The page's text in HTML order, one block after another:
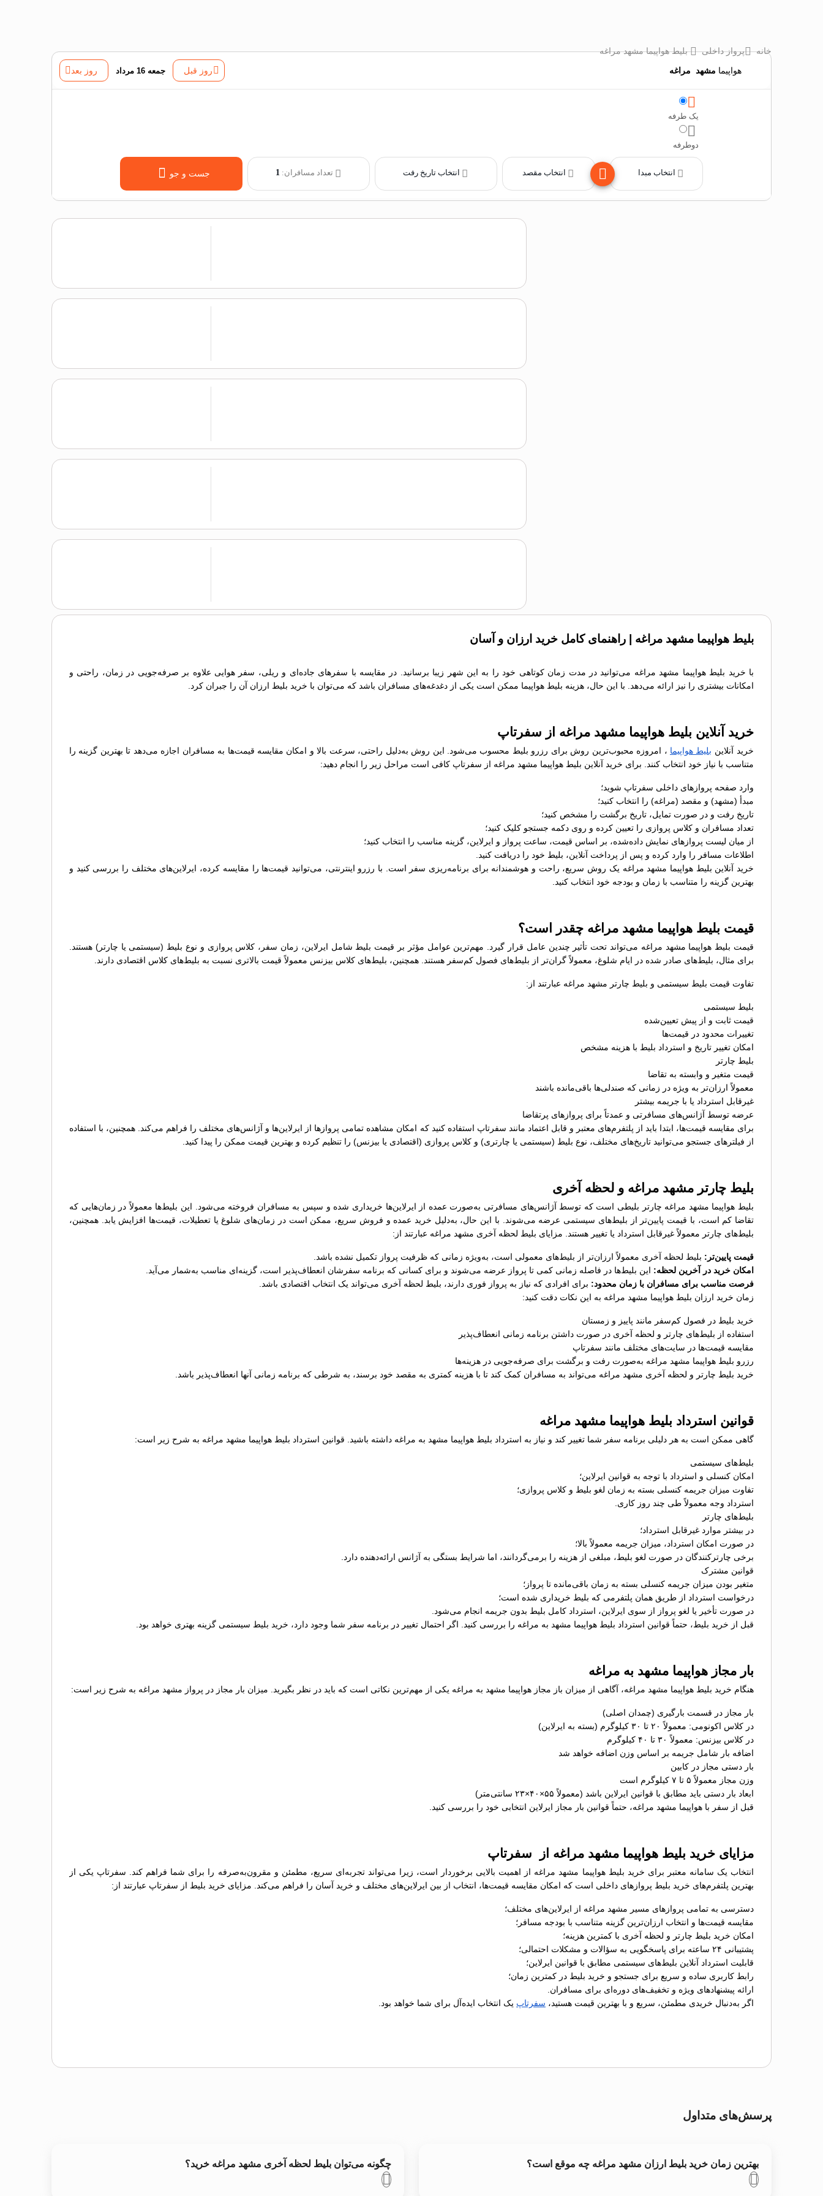
خانه پرواز داخلی
بلیط هواپیما مشهد مراغه
هواپیما مشهد مراغه روز قبل جمعه 16 مرداد روز بعد
یک طرفه
دوطرفه
انتخاب مبدا انتخاب مقصد تعداد مسافران:1 جست و جو
بلیط هواپیما مشهد مراغه | راهنمای کامل خرید ارزان و آسان
با خرید بلیط هواپیما مشهد مراغه می‌توانید در مدت زمان کوتاهی خود را به این شهر زیبا برسانید. در مقایسه با سفرهای جاده‌ای و ریلی، سفر هوایی علاوه بر صرفه‌جویی در زمان، راحتی و
امکانات بیشتری را نیز ارائه می‌دهد. با این حال، هزینه بلیط هواپیما ممکن است یکی از دغدغه‌های مسافران باشد که می‌توان با خرید بلیط ارزان آن را جبران کرد.
خرید آنلاین بلیط هواپیما مشهد مراغه از سفرتاپ
خرید آنلاین بلیط هواپیما ، امروزه محبوب‌ترین روش برای رزرو بلیط محسوب می‌شود. این روش به‌دلیل راحتی، سرعت بالا و امکان مقایسه قیمت‌ها به مسافران اجازه می‌دهد تا بهترین گزینه را
متناسب با نیاز خود انتخاب کنند. برای خرید آنلاین بلیط هواپیما مشهد مراغه از سفرتاپ کافی است مراحل زیر را انجام دهید:
وارد صفحه پروازهای داخلی سفرتاپ شوید؛
مبدأ (مشهد) و مقصد (مراغه) را انتخاب کنید؛
تاریخ رفت و در صورت تمایل، تاریخ برگشت را مشخص کنید؛
تعداد مسافران و کلاس پروازی را تعیین کرده و روی دکمه جستجو کلیک کنید؛
از میان لیست پروازهای نمایش داده‌شده، بر اساس قیمت، ساعت پرواز و ایرلاین، گزینه مناسب را انتخاب کنید؛
اطلاعات مسافر را وارد کرده و پس از پرداخت آنلاین، بلیط خود را دریافت کنید.
خرید آنلاین بلیط هواپیما مشهد مراغه یک روش سریع، راحت و هوشمندانه برای برنامه‌ریزی سفر است. با رزرو اینترنتی، می‌توانید قیمت‌ها را مقایسه کرده، ایرلاین‌های مختلف را بررسی کنید و
بهترین گزینه را متناسب با زمان و بودجه خود انتخاب کنید.
قیمت بلیط هواپیما مشهد مراغه چقدر است؟
قیمت بلیط هواپیما مشهد مراغه می‌تواند تحت تأثیر چندین عامل قرار گیرد. مهم‌ترین عوامل مؤثر بر قیمت بلیط شامل ایرلاین، زمان سفر، کلاس پروازی و نوع بلیط (سیستمی یا چارتر) هستند.
برای مثال، بلیط‌های صادر شده در ایام شلوغ، معمولاً گران‌تر از بلیط‌های فصول کم‌سفر هستند. همچنین، بلیط‌های کلاس بیزنس معمولاً قیمت بالاتری نسبت به بلیط‌های کلاس اقتصادی دارند.
تفاوت قیمت بلیط سیستمی و بلیط چارتر مشهد مراغه عبارتند از:
بلیط سیستمی
قیمت ثابت و از پیش تعیین‌شده
تغییرات محدود در قیمت‌ها
امکان تغییر تاریخ و استرداد بلیط با هزینه مشخص
بلیط چارتر
قیمت متغیر و وابسته به تقاضا
معمولاً ارزان‌تر به ویژه در زمانی که صندلی‌ها باقی‌مانده باشند
غیرقابل استرداد یا با جریمه بیشتر
عرضه توسط آژانس‌های مسافرتی و عمدتاً برای پروازهای پرتقاضا
برای مقایسه قیمت‌ها، ابتدا باید از پلتفرم‌های معتبر و قابل اعتماد مانند سفرتاپ استفاده کنید که امکان مشاهده تمامی پروازها از ایرلاین‌ها و آژانس‌های مختلف را فراهم می‌کند. همچنین، با استفاده
از فیلترهای جستجو می‌توانید تاریخ‌های مختلف، نوع بلیط (سیستمی یا چارتری) و کلاس پروازی (اقتصادی یا بیزنس) را تنظیم کرده و بهترین قیمت ممکن را پیدا کنید.
بلیط چارتر مشهد مراغه و لحظه آخری
بلیط هواپیما مشهد مراغه چارتر بلیطی است که توسط آژانس‌های مسافرتی به‌صورت عمده از ایرلاین‌ها خریداری شده و سپس به مسافران فروخته می‌شود. این بلیط‌ها معمولاً در زمان‌هایی که
تقاضا کم است، با قیمت پایین‌تر از بلیط‌های سیستمی عرضه می‌شوند. با این حال، به‌دلیل خرید عمده و فروش سریع، ممکن است در زمان‌های شلوغ یا تعطیلات، قیمت‌ها افزایش یابد. همچنین،
بلیط‌های چارتر معمولاً غیرقابل استرداد یا تغییر هستند. مزایای بلیط لحظه آخری مشهد مراغه عبارتند از:
قیمت پایین‌تر: بلیط لحظه آخری معمولاً ارزان‌تر از بلیط‌های معمولی است، به‌ویژه زمانی که ظرفیت پرواز تکمیل نشده باشد.
امکان خرید در آخرین لحظه: این بلیط‌ها در فاصله زمانی کمی تا پرواز عرضه می‌شوند و برای کسانی که برنامه سفرشان انعطاف‌پذیر است، گزینه‌ای مناسب به‌شمار می‌آید.
فرصت مناسب برای مسافران با زمان محدود: برای افرادی که نیاز به پرواز فوری دارند، بلیط لحظه آخری می‌تواند یک انتخاب اقتصادی باشد.
زمان خرید ارزان بلیط هواپیما مشهد مراغه به این نکات دقت کنید:
خرید بلیط در فصول کم‌سفر مانند پاییز و زمستان
استفاده از بلیط‌های چارتر و لحظه آخری در صورت داشتن برنامه زمانی انعطاف‌پذیر
مقایسه قیمت‌ها در سایت‌های مختلف مانند سفرتاپ
رزرو بلیط هواپیما مشهد مراغه به‌صورت رفت و برگشت برای صرفه‌جویی در هزینه‌ها
خرید بلیط چارتر و لحظه آخری مشهد مراغه می‌تواند به مسافران کمک کند تا با هزینه کمتری به مقصد خود برسند، به شرطی که برنامه زمانی آنها انعطاف‌پذیر باشد.
قوانین استرداد بلیط هواپیما مشهد مراغه
گاهی ممکن است به هر دلیلی برنامه سفر شما تغییر کند و نیاز به استرداد بلیط هواپیما مشهد به مراغه داشته باشید. قوانین استرداد بلیط هواپیما مشهد مراغه به شرح زیر است:
بلیط‌های سیستمی
امکان کنسلی و استرداد با توجه به قوانین ایرلاین؛
تفاوت میزان جریمه کنسلی بسته به زمان لغو بلیط و کلاس پروازی؛
استرداد وجه معمولاً طی چند روز کاری.
بلیط‌های چارتر
در بیشتر موارد غیرقابل استرداد؛
در صورت امکان استرداد، میزان جریمه معمولاً بالا؛
برخی چارترکنندگان در صورت لغو بلیط، مبلغی از هزینه را برمی‌گردانند، اما شرایط بستگی به آژانس ارائه‌دهنده دارد.
قوانین مشترک
متغیر بودن میزان جریمه کنسلی بسته به زمان باقی‌مانده تا پرواز؛
درخواست استرداد از طریق همان پلتفرمی که بلیط خریداری شده است؛
در صورت تأخیر یا لغو پرواز از سوی ایرلاین، استرداد کامل بلیط بدون جریمه انجام می‌شود.
قبل از خرید بلیط، حتماً قوانین استرداد بلیط هواپیما مشهد به مراغه را بررسی کنید. اگر احتمال تغییر در برنامه سفر شما وجود دارد، خرید بلیط سیستمی گزینه بهتری خواهد بود.
بار مجاز هواپیما مشهد به مراغه
هنگام خرید بلیط هواپیما مشهد مراغه، آگاهی از میزان باز مجاز هواپیما مشهد به مراغه یکی از مهم‌ترین نکاتی است که باید در نظر بگیرید. میزان بار مجاز در پرواز مشهد مراغه به شرح زیر است:
بار مجاز در قسمت بارگیری (چمدان اصلی)
در کلاس اکونومی: معمولاً ۲۰ تا ۳۰ کیلوگرم (بسته به ایرلاین)
در کلاس بیزنس: معمولاً ۳۰ تا ۴۰ کیلوگرم
اضافه بار شامل جریمه بر اساس وزن اضافه خواهد شد
بار دستی مجاز در کابین
وزن مجاز معمولاً ۵ تا ۷ کیلوگرم است
ابعاد بار دستی باید مطابق با قوانین ایرلاین باشد (معمولاً ۵۵×۴۰×۲۳ سانتی‌متر)
قبل از سفر با هواپیما مشهد مراغه، حتماً قوانین بار مجاز ایرلاین انتخابی خود را بررسی کنید.
مزایای خرید بلیط هواپیما مشهد مراغه از سفرتاپ
انتخاب یک سامانه معتبر برای خرید بلیط هواپیما مشهد مراغه از اهمیت بالایی برخوردار است، زیرا می‌تواند تجربه‌ای سریع، مطمئن و مقرون‌به‌صرفه را برای شما فراهم کند. سفرتاپ یکی از
بهترین پلتفرم‌های خرید بلیط پروازهای داخلی است که امکان مقایسه قیمت‌ها، انتخاب از بین ایرلاین‌های مختلف و خرید آسان را فراهم می‌کند. مزایای خرید بلیط از سفرتاپ عبارتند از:
دسترسی به تمامی پروازهای مسیر مشهد مراغه از ایرلاین‌های مختلف؛
مقایسه قیمت‌ها و انتخاب ارزان‌ترین گزینه متناسب با بودجه مسافر؛
امکان خرید بلیط چارتر و لحظه آخری با کمترین هزینه؛
پشتیبانی ۲۴ ساعته برای پاسخگویی به سؤالات و مشکلات احتمالی؛
قابلیت استرداد آنلاین بلیط‌های سیستمی مطابق با قوانین ایرلاین؛
رابط کاربری ساده و سریع برای جستجو و خرید بلیط در کمترین زمان؛
ارائه پیشنهادهای ویژه و تخفیف‌های دوره‌ای برای مسافران.
اگر به‌دنبال خریدی مطمئن، سریع و با بهترین قیمت هستید، سفرتاپ یک انتخاب ایده‌آل برای شما خواهد بود.
پرسش‌های متداول
بهترین زمان خرید بلیط ارزان مشهد مراغه چه موقع است؟ چگونه می‌توان بلیط لحظه آخری مشهد مراغه خرید؟